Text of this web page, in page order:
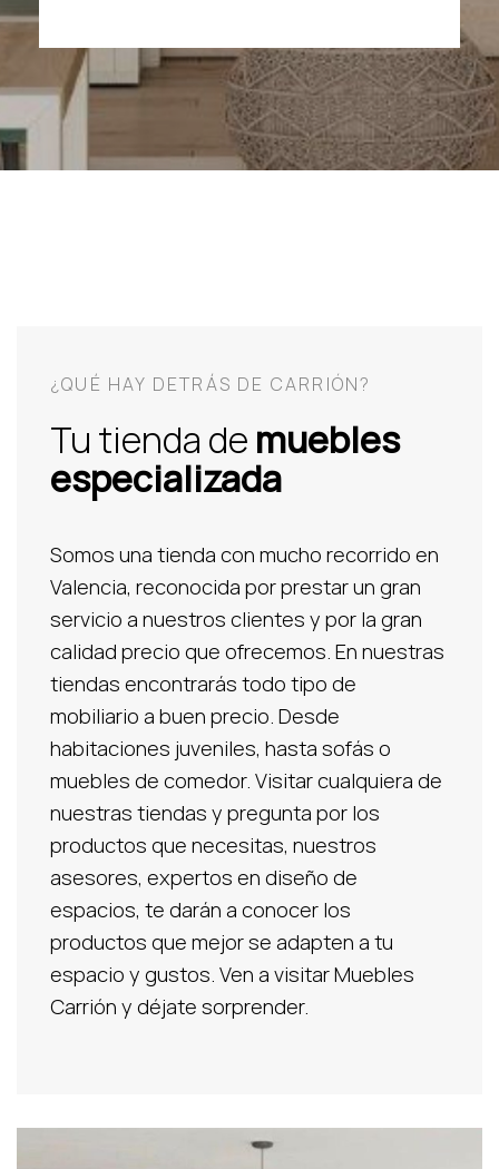
¿QUÉ HAY DETRÁS DE CARRIÓN?
Tu tienda de muebles
especializada
Somos una tienda con mucho recorrido en
Valencia, reconocida por prestar un gran
servicio a nuestros clientes y por la gran
calidad precio que ofrecemos. En nuestras
tiendas encontrarás todo tipo de
mobiliario a buen precio. Desde
habitaciones juveniles, hasta sofás o
muebles de comedor. Visitar cualquiera de
nuestras tiendas y pregunta por los
productos que necesitas, nuestros
asesores, expertos en diseño de
espacios, te darán a conocer los
productos que mejor se adapten a tu
espacio y gustos. Ven a visitar Muebles
Carrión y déjate sorprender.